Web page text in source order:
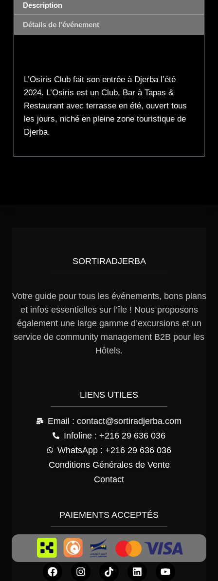
Description
Détails de l'événement
L’Osiris Club fait son entrée à Djerba l’été
2024. L’Osiris est un Club, Bar à Tapas &
Restaurant avec terrasse en été, ouvert tous
les jours, niché en pleine zone touristique de
Djerba.
SORTIRADJERBA
Votre guide pour tous les événements, bons plans
et infos essentielles sur l’île ! Nous proposons
également une large gamme d’excursions et un
service de community management B2B pour les
Hôtels.
LIENS UTILES
Email : contact@sortiradjerba.com
Infoline : +216 29 636 036
WhatsApp : +216 29 636 036
Conditions Générales de Vente
Contact
PAIEMENTS ACCEPTÉS